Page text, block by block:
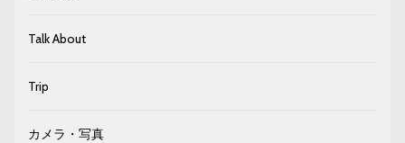
Talk About
Trip
カメラ・写真